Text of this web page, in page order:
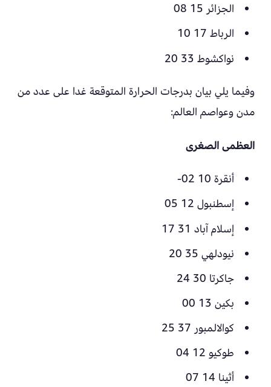
الجزائر 15 08
الرباط 17 10
نواكشوط 33 20
وفيما يلي بيان بدرجات الحرارة المتوقعة غدا على عدد من
مدن وعواصم العالم:
العظمى الصغرى
أنقرة 10 02-
إسطنبول 12 05
إسلام آباد 31 17
نيودلهي 35 20
جاكرتا 30 24
بكين 13 00
كوالالمبور 37 25
طوكيو 12 04
أثينا 14 07